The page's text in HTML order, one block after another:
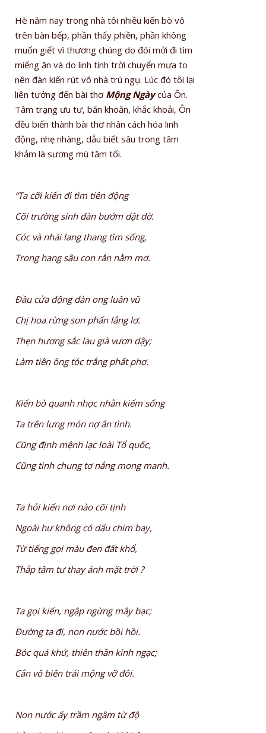
Hè năm nay trong nhà tôi nhiều kiến bò vô
trên bàn bếp, phần thấy phiền, phần không
muốn giết vì thương chúng do đói mới đi tìm
miếng ăn và do linh tính trời chuyển mưa to
nên đàn kiến rút vô nhà trú ngụ. Lúc đó tôi lại
liên tưởng đến bài thơ Mộng Ngàycủa Ôn.
Tâm trạng ưu tư, băn khoăn, khắc khoải, Ôn
đều biến thành bài thơ nhân cách hóa linh
động, nhẹ nhàng, dẫu biết sâu trong tâm
khảm là sương mù tăm tối.
“Ta cỡi kiến đi tìm tiên động
Cõi trường sinh đàn bướm dật dờ.
Cóc và nhái lang thang tìm sống,
Trong hang sâu con rắn nằm mơ.
Đầu cửa động đàn ong luân vũ
Chị hoa rừng son phấn lẳng lơ.
Thẹn hương sắc lau già vươn dậy;
Làm tiên ông tóc trắng phất phơ.
Kiến bò quanh nhọc nhằn kiếm sống
Ta trên lưng món nợ ân tình.
Cũng định mệnh lạc loài Tổ quốc,
Cũng tình chung tơ nắng mong manh.
Ta hỏi kiến nơi nào cõi tịnh
Ngoài hư không có dấu chim bay,
Từ tiếng gọi màu đen đất khổ,
Thắp tâm tư thay ánh mặt trời ?
Ta gọi kiến, ngập ngừng mây bạc;
Đường ta đi, non nước bồi hồi.
Bóc quá khứ, thiên thần kinh ngạc;
Cắn vô biên trái mộng vỡ đôi.
Non nước ấy trầm ngâm từ độ